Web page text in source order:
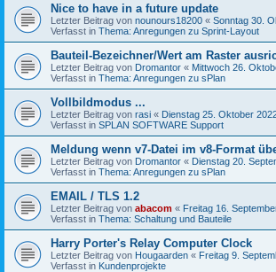
Nice to have in a future update
Letzter Beitrag von nounours18200 « Sonntag 30.
Verfasst in Thema: Anregungen zu Sprint-Layout
Bauteil-Bezeichner/Wert am Raster
Letzter Beitrag von Dromantor « Mittwoch 26.
Verfasst in Thema: Anregungen zu sPlan
Vollbildmodus ...
Letzter Beitrag von rasi « Dienstag 25. Oktober
Verfasst in SPLAN SOFTWARE Support
Meldung wenn v7-Datei im v8-Format
Letzter Beitrag von Dromantor « Dienstag 20.
Verfasst in Thema: Anregungen zu sPlan
EMAIL / TLS 1.2
Letzter Beitrag von abacom « Freitag 16.
Verfasst in Thema: Schaltung und Bauteile
Harry Porter's Relay Computer Clock
Letzter Beitrag von Hougaarden « Freitag 9.
Verfasst in Kundenprojekte